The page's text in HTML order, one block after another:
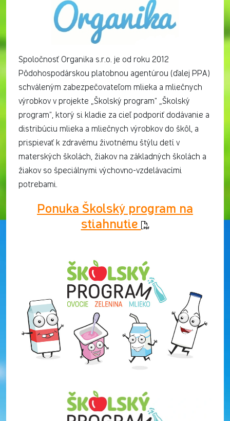
Spoločnosť Organika s.r.o. je od roku 2012
Pôdohospodárskou platobnou agentúrou (ďalej PPA)
schváleným zabezpečovateľom mlieka a mliečnych
výrobkov v projekte „Školský program“ „Školský
program“, ktorý si kladie za cieľ podporiť dodávanie a
distribúciu mlieka a mliečnych výrobkov do škôl, a
prispievať k zdravému životnému štýlu detí v
materských školách, žiakov na základných školách a
žiakov so špeciálnymi výchovno-vzdelávacími
potrebami.
Ponuka Školský program na
stiahnutie